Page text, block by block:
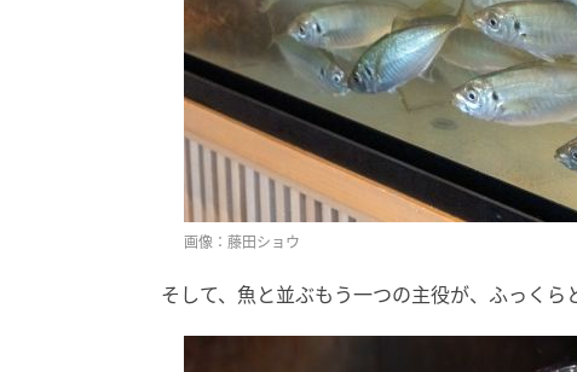
画像：藤田ショウ
そして、魚と並ぶもう一つの主役が、ふっくら